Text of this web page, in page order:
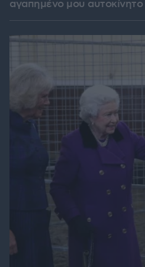
αγαπημένο μου αυτοκίνητο